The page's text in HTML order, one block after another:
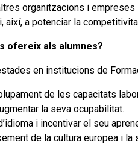
organitzacions i
així, a potenciar la
ofereix als alumnes?
en institucions de
de les capacitats
la seva ocupabilitat.
i incentivar el seu
de la cultura europea i